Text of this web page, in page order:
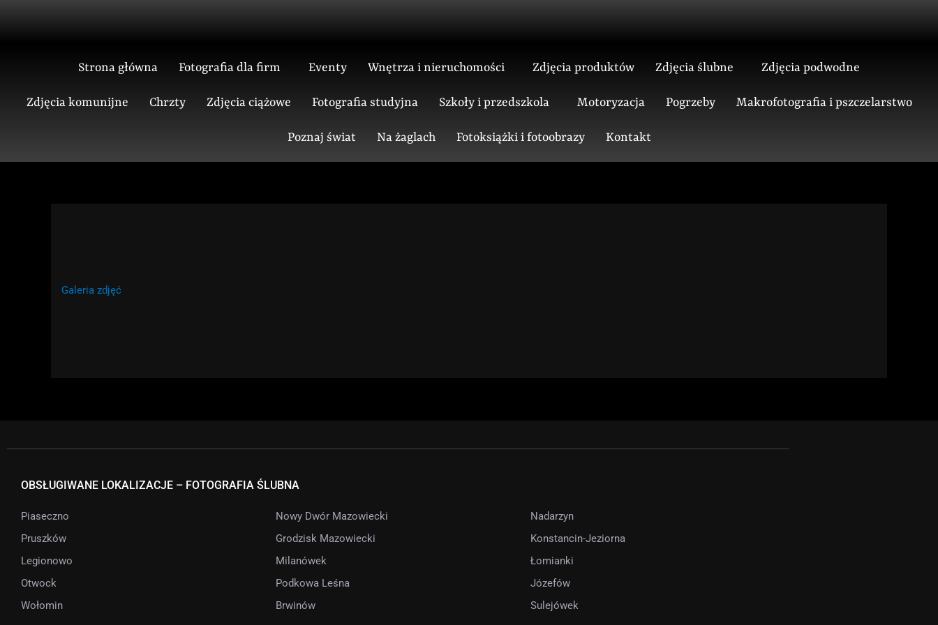
Strona główna Fotografia dla firm Eventy Wnętrza i nieruchomości Zdjęcia produktów Zdjęcia ślubne Zdjęcia podwodne
Zdjęcia komunijne Chrzty Zdjęcia ciążowe Fotografia studyjna Szkoły i przedszkola Motoryzacja Pogrzeby Makrofotografia i pszczelarstwo
Poznaj świat Na żaglach Fotoksiążki i fotoobrazy Kontakt
Galeria zdjęć
OBSŁUGIWANE LOKALIZACJE – FOTOGRAFIA ŚLUBNA
Piaseczno
Pruszków
Legionowo
Otwock
Wołomin
Nowy Dwór Mazowiecki
Grodzisk Mazowiecki
Milanówek
Podkowa Leśna
Brwinów
Nadarzyn
Konstancin-Jeziorna
Łomianki
Józefów
Sulejówek